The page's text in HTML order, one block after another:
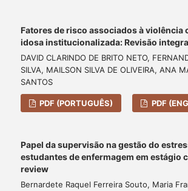
Fatores de risco associados à violência
idosa institucionalizada: Revisão
DAVID CLARINDO DE BRITO NETO,
SILVA, MAILSON SILVA DE OLIVEIRA, ANA
SANTOS
PDF (PORTUGUÊS) PDF
Papel da supervisão na gestão do
estudantes de enfermagem em estágio
review
Bernardete Raquel Ferreira Souto, Maria